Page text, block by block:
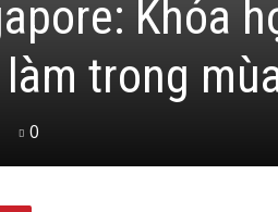
Khóa
trong
0